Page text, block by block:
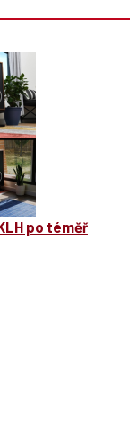
po téměř